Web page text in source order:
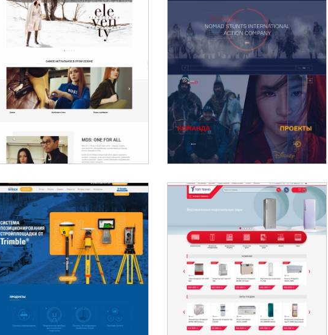
RKH.KZ ОТ MOSKVA
DEPARTMENT STORE
NOMAD STUNTS -
МЕЖДУНАРОДНАЯ ГРУППА
ПРОФЕССИОНАЛЬНЫХ
КАСКАДЕРОВ
SITECH CENTRAL ASIA |
TRIMBLE
БЫТОВАЯ ТЕХНИКА В
АЛМАТЫ - ТОВАРЫ СО
СКЛАДА